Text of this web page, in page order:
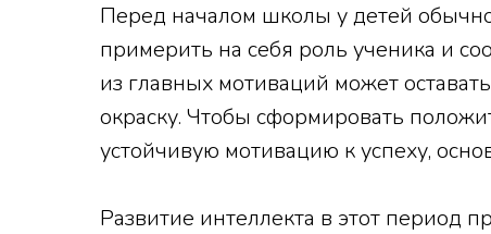
Перед началом школы у детей
примерить на себя роль ученика и
из главных мотиваций может
окраску. Чтобы сформировать
устойчивую мотивацию к успеху,
Развитие интеллекта в этот период